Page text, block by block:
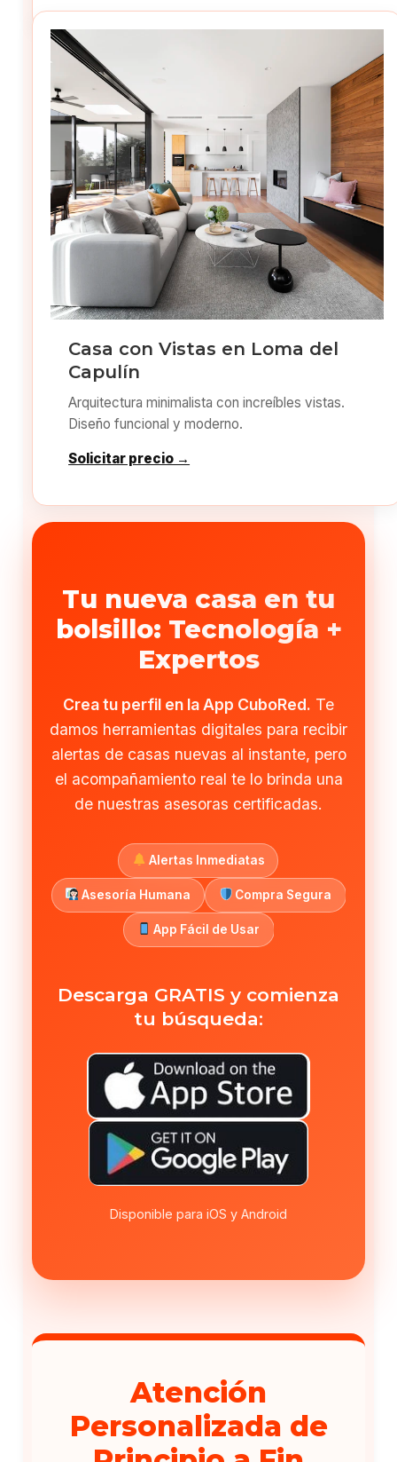
Casa con Vistas en Loma del
Capulín
Arquitectura minimalista con increíbles vistas.
Diseño funcional y moderno.
Solicitar precio →
Tu nueva casa en tu
bolsillo: Tecnología +
Expertos
Crea tu perfil en la App CuboRed. Te
damos herramientas digitales para recibir
alertas de casas nuevas al instante, pero
el acompañamiento real te lo brinda una
de nuestras asesoras certificadas.
Alertas Inmediatas
Asesoría Humana Compra Segura
App Fácil de Usar
Descarga GRATIS y comienza
tu búsqueda:
Disponible para iOS y Android
Atención
Personalizada de